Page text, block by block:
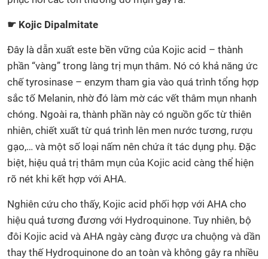
☛ Kojic Dipalmitate
Đây là dẫn xuất este bền vững của Kojic acid – thành
phần “vàng” trong làng trị mụn thâm. Nó có khả năng ức
chế tyrosinase – enzym tham gia vào quá trình tổng hợp
sắc tố Melanin, nhờ đó làm mờ các vết thâm mụn nhanh
chóng. Ngoài ra, thành phần này có nguồn gốc từ thiên
nhiên, chiết xuất từ quá trình lên men nước tương, rượu
gạo,… và một số loại nấm nên chứa ít tác dụng phụ. Đặc
biệt, hiệu quả trị thâm mụn của Kojic acid càng thể hiện
rõ nét khi kết hợp với AHA.
Nghiên cứu cho thấy, Kojic acid phối hợp với AHA cho
hiệu quả tương đương với Hydroquinone. Tuy nhiên, bộ
đôi Kojic acid và AHA ngày càng được ưa chuộng và dần
thay thế Hydroquinone do an toàn và không gây ra nhiều